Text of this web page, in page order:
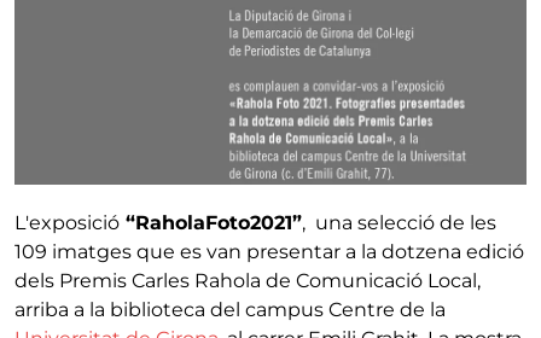
L'exposició “RaholaFoto2021”, una selecció de les
109 imatges que es van presentar a la dotzena edició
dels Premis Carles Rahola de Comunicació Local,
arriba a la biblioteca del campus Centre de la